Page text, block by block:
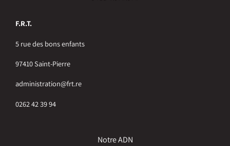
F.R.T.
5 rue des bons enfants
97410 Saint-Pierre
administration@frt.re
0262 42 39 94
Notre ADN